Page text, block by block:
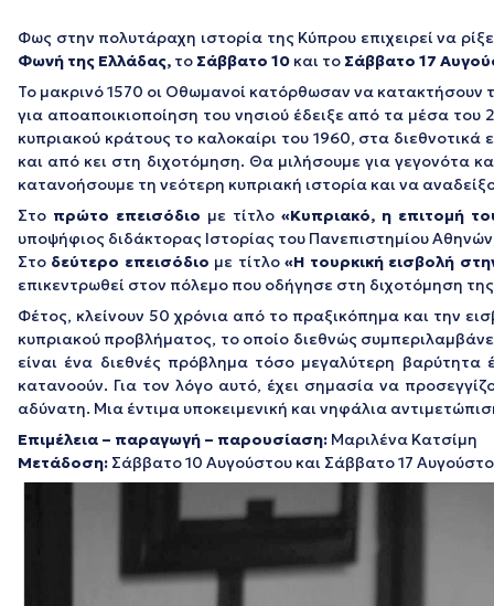
Φως στην πολυτάραχη ιστορία της Κύπρου επιχειρεί να
Φωνή της Ελλάδας, το Σάββατο 10 και το Σάββατο 17
Το μακρινό 1570 οι Οθωμανοί κατόρθωσαν να
για αποαποικιοποίηση του νησιού έδειξε από τα μέσα
κυπριακού κράτους το καλοκαίρι του 1960, στα
και από κει στη διχοτόμηση. Θα μιλήσουμε για γεγονότα
κατανοήσουμε τη νεότερη κυπριακή ιστορία και να
Στο πρώτο επεισόδιο με τίτλο «Κυπριακό, η επιτομή
υποψήφιος διδάκτορας Ιστορίας του Πανεπιστημίου
Στο δεύτερο επεισόδιο με τίτλο«Η τουρκική εισβολή
επικεντρωθεί στον πόλεμο που οδήγησε στη διχοτόμηση
Φέτος, κλείνουν 50 χρόνια από το πραξικόπημα και την
κυπριακού προβλήματος, το οποίο διεθνώς
είναι ένα διεθνές πρόβλημα τόσο μεγαλύτερη
κατανοούν. Για τον λόγο αυτό, έχει σημασία να
αδύνατη. Μια έντιμα υποκειμενική και νηφάλια
Επιμέλεια – παραγωγή – παρουσίαση: Μαριλένα Κατσίμη
Μετάδοση: Σάββατο 10 Αυγούστου και Σάββατο 17